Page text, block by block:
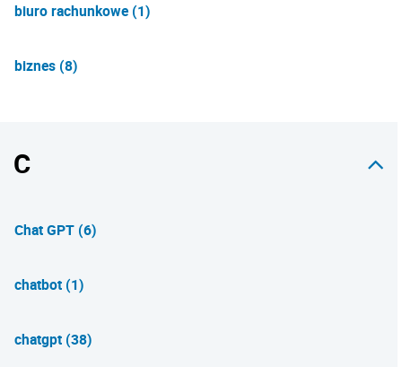
biuro rachunkowe (1)
biznes (8)
C
Chat GPT (6)
chatbot (1)
chatgpt (38)